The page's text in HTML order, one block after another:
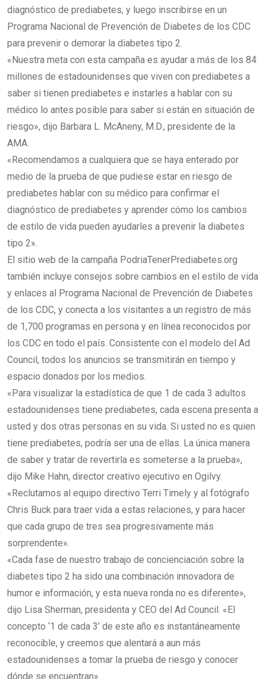
diagnóstico de prediabetes, y luego inscribirse en un
Programa Nacional de Prevención de Diabetes de los CDC
para prevenir o demorar la diabetes tipo 2.
«Nuestra meta con esta campaña es ayudar a más de los 84
millones de estadounidenses que viven con prediabetes a
saber si tienen prediabetes e instarles a hablar con su
médico lo antes posible para saber si están en situación de
riesgo», dijo Barbara L. McAneny, M.D., presidente de la
AMA.
«Recomendamos a cualquiera que se haya enterado por
medio de la prueba de que pudiese estar en riesgo de
prediabetes hablar con su médico para confirmar el
diagnóstico de prediabetes y aprender cómo los cambios
de estilo de vida pueden ayudarles a prevenir la diabetes
tipo 2».
El sitio web de la campaña PodriaTenerPrediabetes.org
también incluye consejos sobre cambios en el estilo de vida
y enlaces al Programa Nacional de Prevención de Diabetes
de los CDC, y conecta a los visitantes a un registro de más
de 1,700 programas en persona y en línea reconocidos por
los CDC en todo el país. Consistente con el modelo del Ad
Council, todos los anuncios se transmitirán en tiempo y
espacio donados por los medios.
«Para visualizar la estadística de que 1 de cada 3 adultos
estadounidenses tiene prediabetes, cada escena presenta a
usted y dos otras personas en su vida. Si usted no es quien
tiene prediabetes, podría ser una de ellas. La única manera
de saber y tratar de revertirla es someterse a la prueba»,
dijo Mike Hahn, director creativo ejecutivo en Ogilvy.
«Reclutamos al equipo directivo Terri Timely y al fotógrafo
Chris Buck para traer vida a estas relaciones, y para hacer
que cada grupo de tres sea progresivamente más
sorprendente».
«Cada fase de nuestro trabajo de concienciación sobre la
diabetes tipo 2 ha sido una combinación innovadora de
humor e información, y esta nueva ronda no es diferente»,
dijo Lisa Sherman, presidenta y CEO del Ad Council. «El
concepto ‘1 de cada 3’ de este año es instantáneamente
reconocible, y creemos que alentará a aun más
estadounidenses a tomar la prueba de riesgo y conocer
dónde se encuentran».